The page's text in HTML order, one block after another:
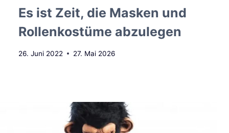
Es ist Zeit, die Masken und
Rollenkostüme abzulegen
26. Juni 2022 27. Mai 2026